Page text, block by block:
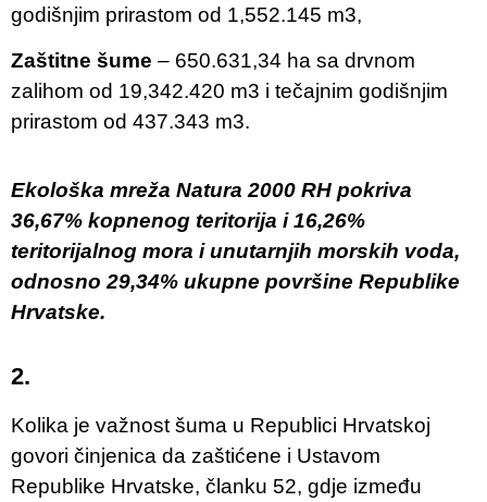
godišnjim prirastom od 1,552.145 m3,
Zaštitne šume – 650.631,34 ha sa drvnom
zalihom od 19,342.420 m3 i tečajnim godišnjim
prirastom od 437.343 m3.
Ekološka mreža Natura 2000 RH pokriva
36,67% kopnenog teritorija i 16,26%
teritorijalnog mora i unutarnjih morskih voda,
odnosno 29,34% ukupne površine Republike
Hrvatske.
2.
Kolika je važnost šuma u Republici Hrvatskoj
govori činjenica da zaštićene i Ustavom
Republike Hrvatske, članku 52, gdje između